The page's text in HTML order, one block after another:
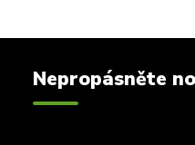
Nepropásněte